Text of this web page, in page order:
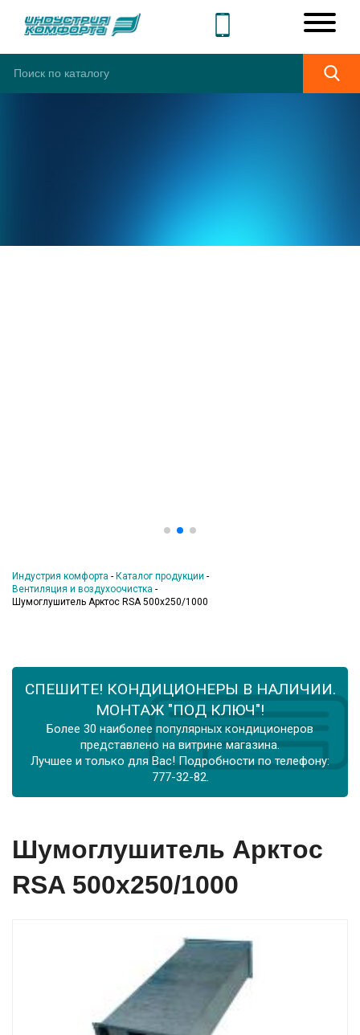
Индустрия комфорта - Каталог продукции -
Вентиляция и воздухоочистка -
Шумоглушитель Арктос RSA 500x250/1000
СПЕШИТЕ! КОНДИЦИОНЕРЫ В НАЛИЧИИ.
МОНТАЖ "ПОД КЛЮЧ"!
Более 30 наиболее популярных кондиционеров
представлено на витрине магазина.
Лучшее и только для Вас! Подробности по телефону:
777-32-82.
Шумоглушитель Арктос
RSA 500x250/1000